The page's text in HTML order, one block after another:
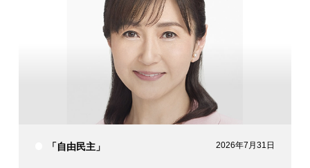
「自由民主」 2026年7月31日